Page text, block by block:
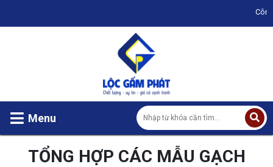
Công ty TNHH
Menu
TỔNG HỢP CÁC MẪU GẠCH